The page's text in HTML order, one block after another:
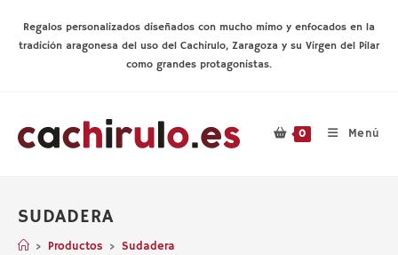
contenido
Regalos personalizados diseñados con mucho mimo y enfocados en la
tradición aragonesa del uso del Cachirulo, Zaragoza y su Virgen del Pilar
como grandes protagonistas.
0 Menú
SUDADERA
> Productos > Sudadera